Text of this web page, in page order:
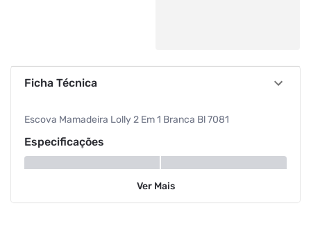
Ficha Técnica
Escova Mamadeira Lolly 2 Em 1 Branca Bl 7081
Especificações
Ver Mais